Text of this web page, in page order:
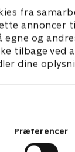
fra
annoncer
og
tilbage ved
dine
Præferencer